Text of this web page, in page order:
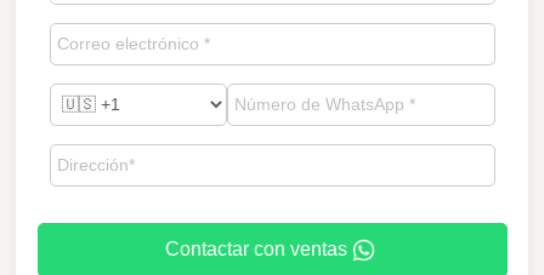
Contactar con ventas